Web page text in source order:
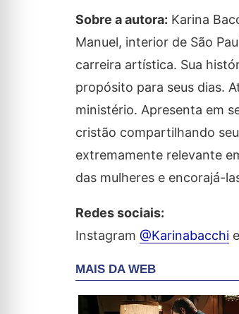
Sobre a autora: Karina
Manuel, interior de São
carreira artística. Sua
propósito para seus dias.
ministério. Apresenta em
cristão compartilhando
extremamente relevante
das mulheres e encorajá-
Redes sociais:
Instagram @Karinabacchie